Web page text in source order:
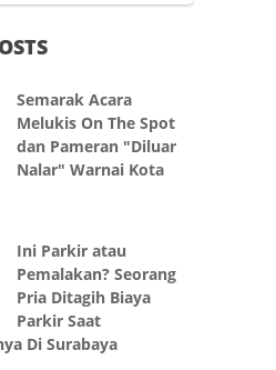
Semarak Acara
Melukis On The Spot
dan Pameran "Diluar
Nalar" Warnai Kota
Ini Parkir atau
Pemalakan? Seorang
Pria Ditagih Biaya
Parkir Saat
Di Surabaya